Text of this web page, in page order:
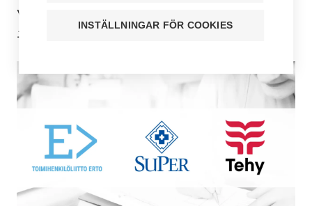
vecka. Kollektivavtalets avtalsperiod är
1.5.2022–30.4.2024.
INSTÄLLNINGAR FÖR COOKIES